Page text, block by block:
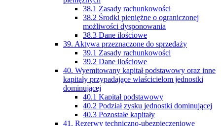
38.1 Zasady rachunkowości
38.2 Środki pieniężne o ograniczonej
możliwości dysponowania
38.3 Dane ilościowe
39. Aktywa przeznaczone do sprzedaży
39.1 Zasady rachunkowości
39.2 Dane ilościowe
40. Wyemitowany kapitał podstawowy oraz inne
kapitały przypadające właścicielom jednostki
dominującej
40.1 Kapitał podstawowy
40.2 Podział zysku jednostki dominującej
40.3 Pozostałe kapitały
41. Rezerwy techniczno-ubezpieczeniowe